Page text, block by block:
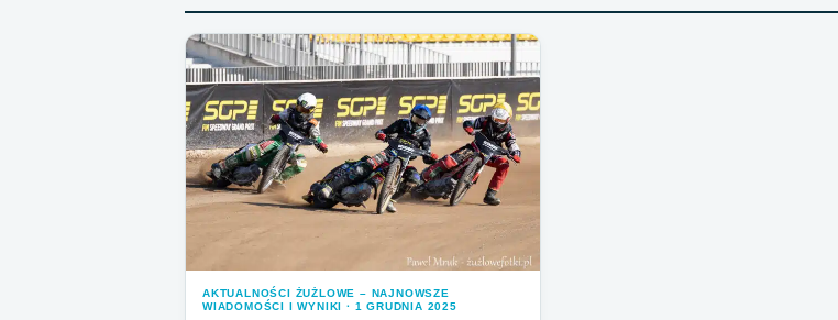
AKTUALNOŚCI ŻUŻLOWE – NAJNOWSZE
WIADOMOŚCI I WYNIKI · 1 GRUDNIA 2025